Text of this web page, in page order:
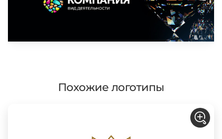
Похожие логотипы